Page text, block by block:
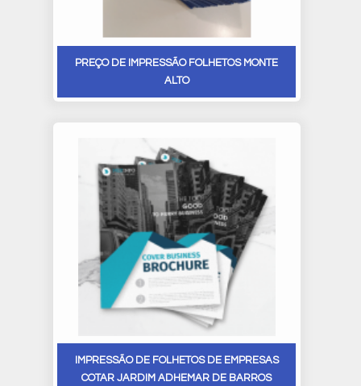
PREÇO DE IMPRESSÃO FOLHETOS MONTE
ALTO
IMPRESSÃO DE FOLHETOS DE EMPRESAS
COTAR JARDIM ADHEMAR DE BARROS